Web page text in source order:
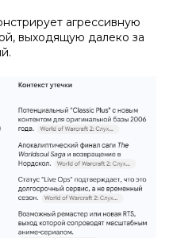
агрессивную
выходящую далеко за